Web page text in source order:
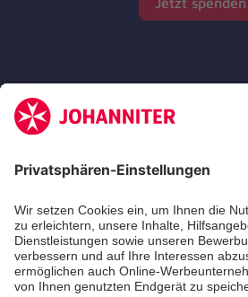
Abgabestellen